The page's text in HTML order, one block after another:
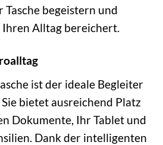
begeistern und
Ihren Alltag bereichert.
ist der ideale Begleiter
bietet ausreichend Platz
Dokumente, Ihr Tablet und
Dank der intelligenten